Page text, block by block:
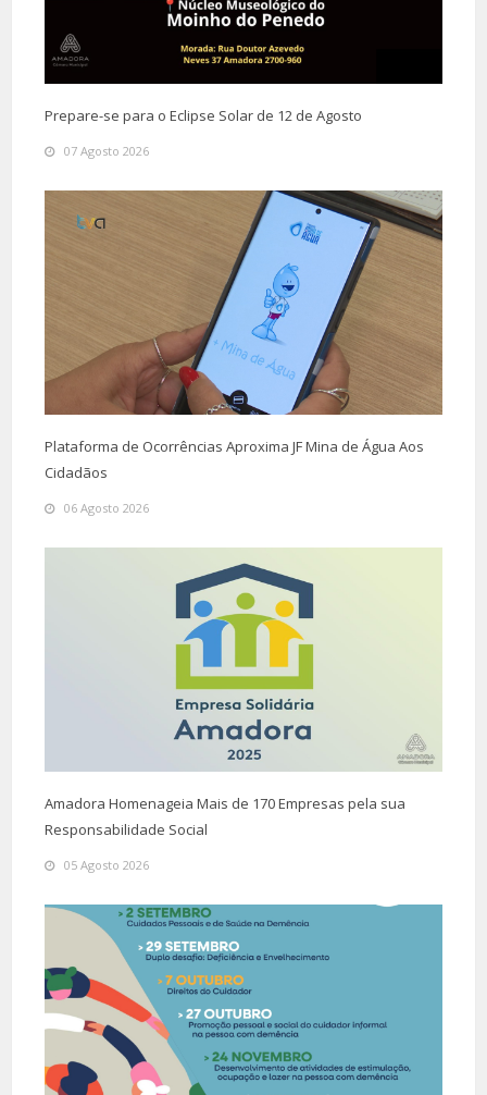
Prepare-se para o Eclipse Solar de 12 de Agosto
07 Agosto 2026
Plataforma de Ocorrências Aproxima JF Mina de Água Aos
Cidadãos
06 Agosto 2026
Amadora Homenageia Mais de 170 Empresas pela sua
Responsabilidade Social
05 Agosto 2026